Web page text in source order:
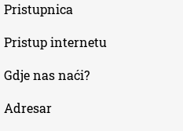
Pristupnica
Pristup internetu
Gdje nas naći?
Adresar